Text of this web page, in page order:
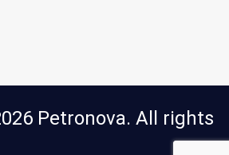
Petronova. All rights